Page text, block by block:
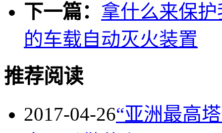
下一篇： 拿什么来保
的车载自动灭火装置
推荐阅读
2017-04-26“亚洲最高